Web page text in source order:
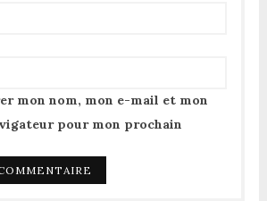
mon nom, mon e-mail et mon
pour mon prochain